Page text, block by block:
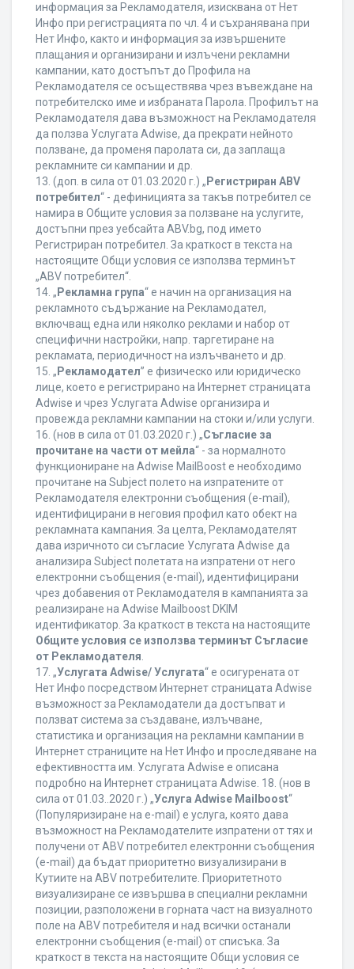
информация за Рекламодателя, изисквана от Нет
Инфо при регистрацията по чл. 4 и съхранявана при
Нет Инфо, както и информация за извършените
плащания и организирани и излъчени рекламни
кампании, като достъпът до Профила на
Рекламодателя се осъществява чрез въвеждане на
потребителско име и избраната Парола. Профилът на
Рекламодателя дава възможност на Рекламодателя
да ползва Услугата Adwise, да прекрати нейното
ползване, да променя паролата си, да заплаща
рекламните си кампании и др.
13. (доп. в сила от 01.03.2020 г.) „ Регистриран ABV
потребител“ - дефиницията за такъв потребител се
намира в Общите условия за ползване на услугите,
достъпни през уебсайта ABV.bg, под името
Регистриран потребител. За краткост в текста на
настоящите Общи условия се използва терминът
„ABV потребител“.
14. „ Рекламна група“ е начин на организация на
рекламното съдържание на Рекламодател,
включващ една или няколко реклами и набор от
специфични настройки, напр. таргетиране на
рекламата, периодичност на излъчването и др.
15. „ Рекламодател” е физическо или юридическо
лице, което е регистрирано на Интернет страницата
Adwise и чрез Услугата Adwise организира и
провежда рекламни кампании на стоки и/или услуги.
16. (нов в сила от 01.03.2020 г.) „Съгласие за
прочитане на части от мейла“ - за нормалното
функциониране на Adwise MailBoost е необходимо
прочитане на Subject полето на изпратените от
Рекламодателя електронни съобщения (e-mail),
идентифицирани в неговия профил като обект на
рекламната кампания. За целта, Рекламодателят
дава изричното си съгласие Услугата Adwise да
анализира Subject полетата на изпратени от него
електронни съобщения (e-mail), идентифицирани
чрез добавения от Рекламодателя в кампанията за
реализиране на Adwise Mailboost DKIM
идентификатор. За краткост в текста на настоящите
Общите условия се използва терминът Съгласие
от Рекламодателя
17. „Услугата Adwise/ Услугата“ е осигурената от
Нет Инфо посредством Интернет страницата Adwise
възможност за Рекламодатели да достъпват и
ползват система за създаване, излъчване,
статистика и организация на рекламни кампании в
Интернет страниците на Нет Инфо и проследяване на
ефективността им. Услугата Adwise е описана
подробно на Интернет страницата Adwise. 18. (нов в
сила от 01.03..2020 г.) „Услуга Adwise Mailboost“
(Популяризиране на e-mail) е услуга, която дава
възможност на Рекламодателите изпратени от тях и
получени от ABV потребител електронни съобщения
(e-mail) да бъдат приоритетно визуализирани в
Кутиите на ABV потребителите. Приоритетното
визуализиране се извършва в специални рекламни
позиции, разположени в горната част на визуалното
поле на ABV потребителя и над всички останали
електронни съобщения (e-mail) от списъка. За
краткост в текста на настоящите Общи условия се